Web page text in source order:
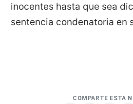
inocentes hasta que sea
sentencia condenatoria en
COMPARTE ESTA